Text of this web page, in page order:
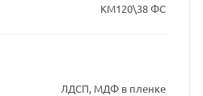
КМ120\38 ФС
ЛДСП, МДФ в пленке